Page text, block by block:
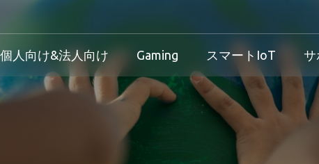
個人向け&法人向け
個人向け&法人向け製品概要
Gaming スマートIoT サ
産業機器向け